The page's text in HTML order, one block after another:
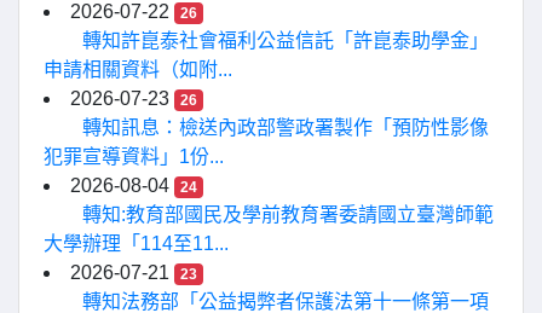
2026-07-22
26
轉知許崑泰社會福利公益信託「許崑泰助學金」
申請相關資料（如附...
2026-07-23
26
轉知訊息：檢送內政部警政署製作「預防性影像
犯罪宣導資料」1份...
2026-08-04
24
轉知:教育部國民及學前教育署委請國立臺灣師範
大學辦理「114至11...
2026-07-21
23
轉知法務部「公益揭弊者保護法第十一條第一項